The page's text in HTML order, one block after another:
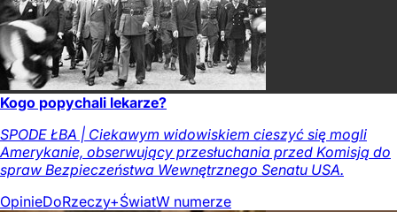
Kogo popychali lekarze?
SPODE ŁBA | Ciekawym widowiskiem cieszyć się mogli
Amerykanie, obserwujący przesłuchania przed Komisją do
spraw Bezpieczeństwa Wewnętrznego Senatu USA.
OpinieDoRzeczy+ŚwiatW numerze